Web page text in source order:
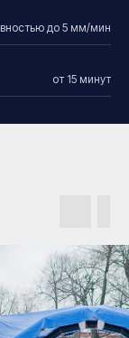
до 5 мм/мин
от 15 минут